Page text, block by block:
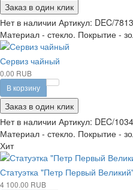
Заказ в один клик
Нет в наличии Артикул: DEC/
Материал - стекло. Покрытие -
Сервиз чайный
0.00 RUB
В корзину
Заказ в один клик
Нет в наличии Артикул: DEC/
Материал - стекло. Покрытие -
Хит
Статуэтка "Петр Первый
4 100.00 RUB